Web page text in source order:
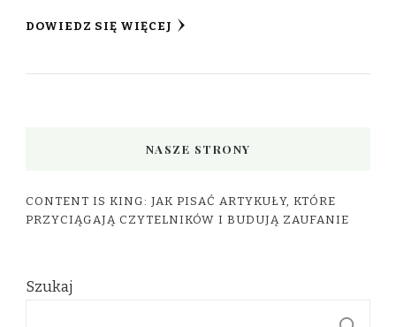
DOWIEDZ SIĘ WIĘCEJ
NASZE STRONY
CONTENT IS KING: JAK PISAĆ ARTYKUŁY, KTÓRE
PRZYCIĄGAJĄ CZYTELNIKÓW I BUDUJĄ ZAUFANIE
Szukaj